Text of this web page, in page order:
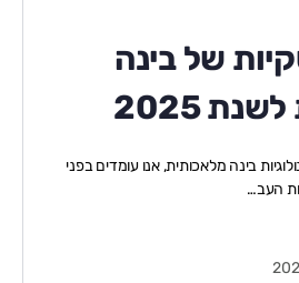
של בינה
2025
בינה מלאכותית, אנו עומדים בפני
העב…